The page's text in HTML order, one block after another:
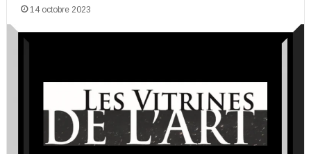
14 octobre 2023